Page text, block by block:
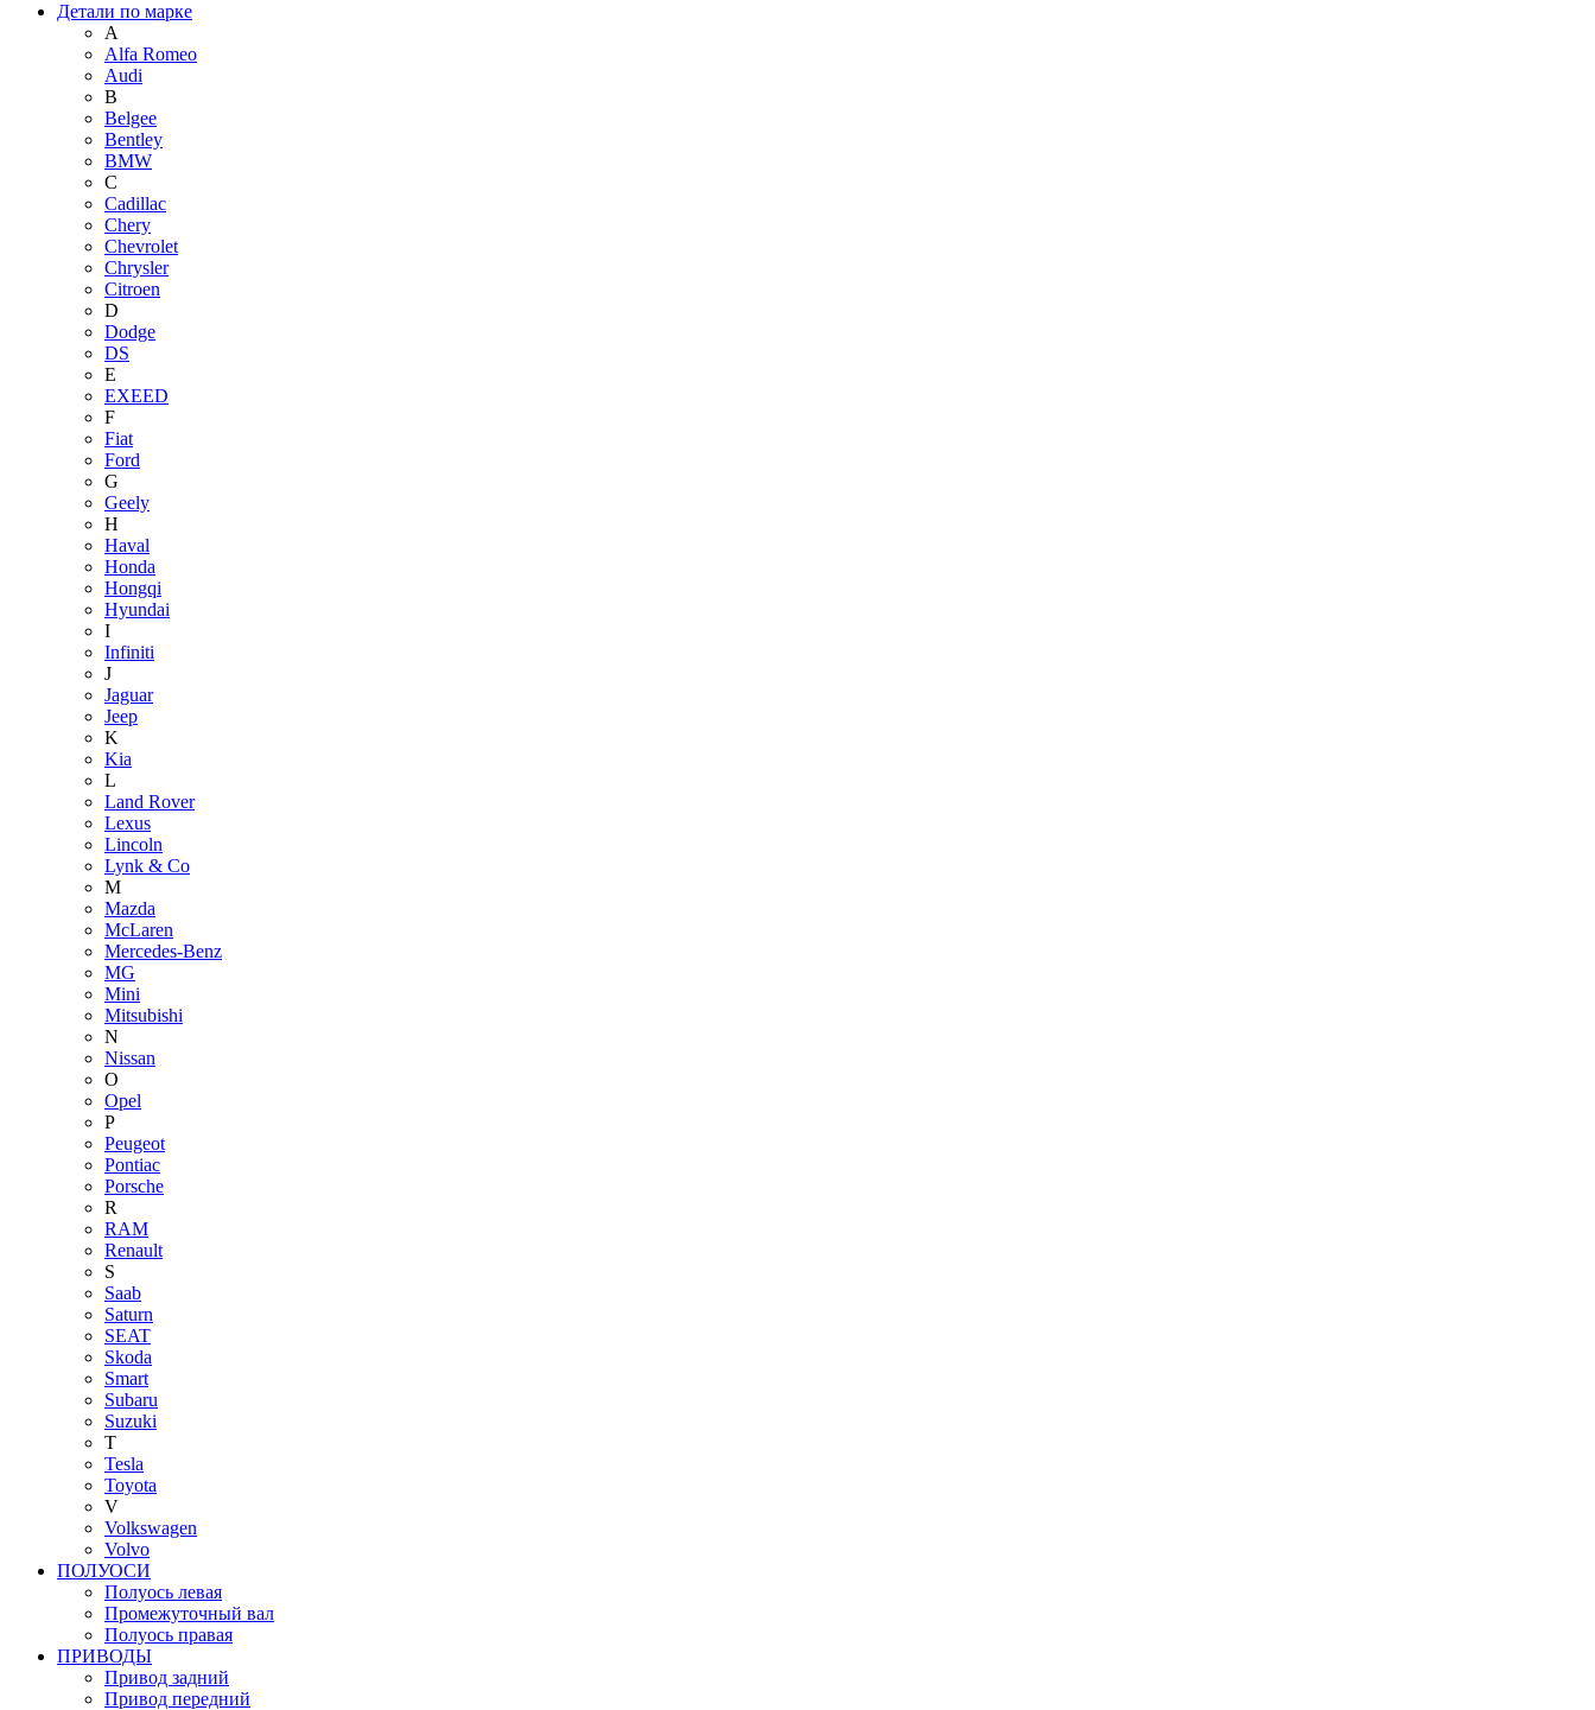
Детали по марке
A
Alfa Romeo
Audi
B
Belgee
Bentley
BMW
C
Cadillac
Chery
Chevrolet
Chrysler
Citroen
D
Dodge
DS
E
EXEED
F
Fiat
Ford
G
Geely
H
Haval
Honda
Hongqi
Hyundai
I
Infiniti
J
Jaguar
Jeep
K
Kia
L
Land Rover
Lexus
Lincoln
Lynk & Co
M
Mazda
McLaren
Mercedes-Benz
MG
Mini
Mitsubishi
N
Nissan
O
Opel
P
Peugeot
Pontiac
Porsche
R
RAM
Renault
S
Saab
Saturn
SEAT
Skoda
Smart
Subaru
Suzuki
T
Tesla
Toyota
V
Volkswagen
Volvo
ПОЛУОСИ
Полуось левая
Промежуточный вал
Полуось правая
ПРИВОДЫ
Привод задний
Привод передний